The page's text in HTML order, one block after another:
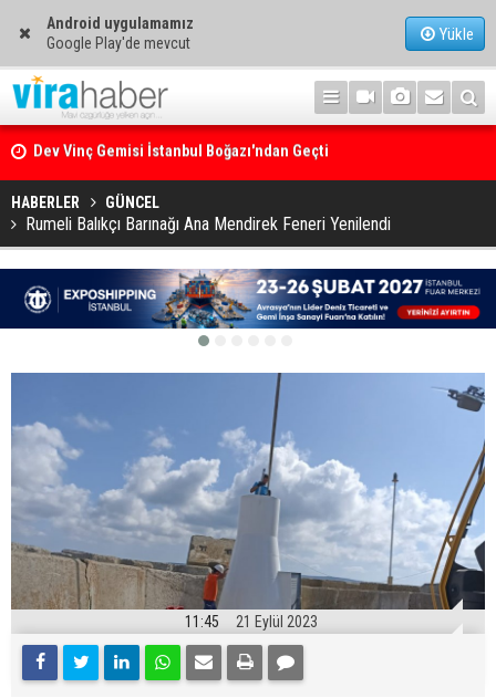
Android uygulamamız
Google Play'de mevcut
Yükle
Ege Denizi’nin En Büyük Mercan Ormanı
HABERLER GÜNCEL
Rumeli Balıkçı Barınağı Ana Mendirek Feneri Yenilendi
11:45 21 Eylül 2023